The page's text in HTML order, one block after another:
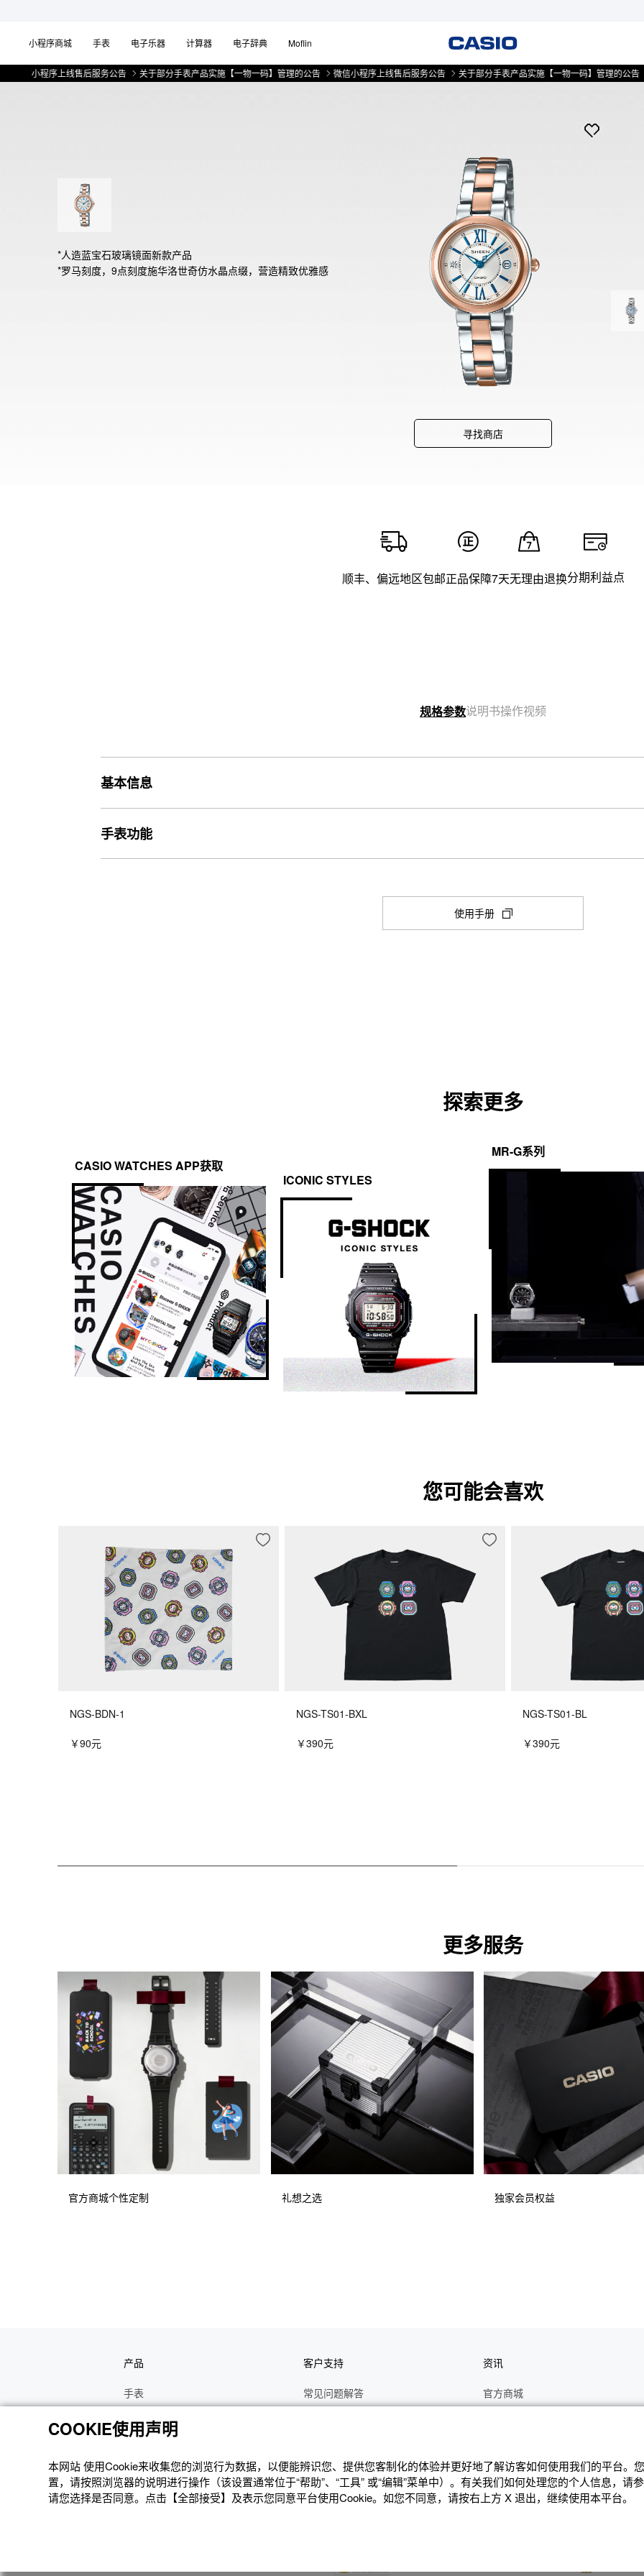
小程序商城 手表 电子乐器 计算器 电子辞典 Moflin
程序上线售后服务公告 关于部分手表产品实施【一物一码】管理的公告 微信小程序上线售后服务公告 关于部分手表产品实施【一物一码】管理的公告 微信
*人造蓝宝石玻璃镜面新款产品
*罗马刻度，9点刻度施华洛世奇仿水晶点缀，营造精致优雅感
寻找商店
顺丰、偏远地区包邮正品保障7天无理由退换分期利益点
规格参数说明书操作视频
基本信息
价格
电源和电池使用寿命
电池大致续航时间：SR621SW 可
手表功能
一般计时：
指针：3 根指针（时、分、秒）
日期显示
使用手册 (在
新
探索更多
CASIO WATCHES APP获取
ICONIC STYLES
MR-G系列
您可能会喜欢
NGS-BDN-1
￥90元
NGS-TS01-BXL
￥390元
NGS-TS01-BL
￥390元
更多服务
官方商城个性定制 礼想之选 独家会员权益
产品
手表
函数计算器
办公计算器
电子辞典
客户支持
常见问题解答
维修
修理状态查询
资讯
官方商城
最新资讯
公告
COOKIE使用声明
本网站 使⽤Cookie来收集您的浏览⾏为数据，以便能辨识您、提供您客制化的体验并更好地了解访客如何使⽤我们的平台。
置，请按照浏览器的说明进⾏操作（该设置通常位于“帮助”、“⼯具” 或“编辑”菜单中）。有关我们如何处理您的个⼈信息，请
请您选择是否同意。点击【全部接受】及表示您同意平台使用Cookie。如您不同意，请按右上⽅ X 退出，继续使⽤本平台。